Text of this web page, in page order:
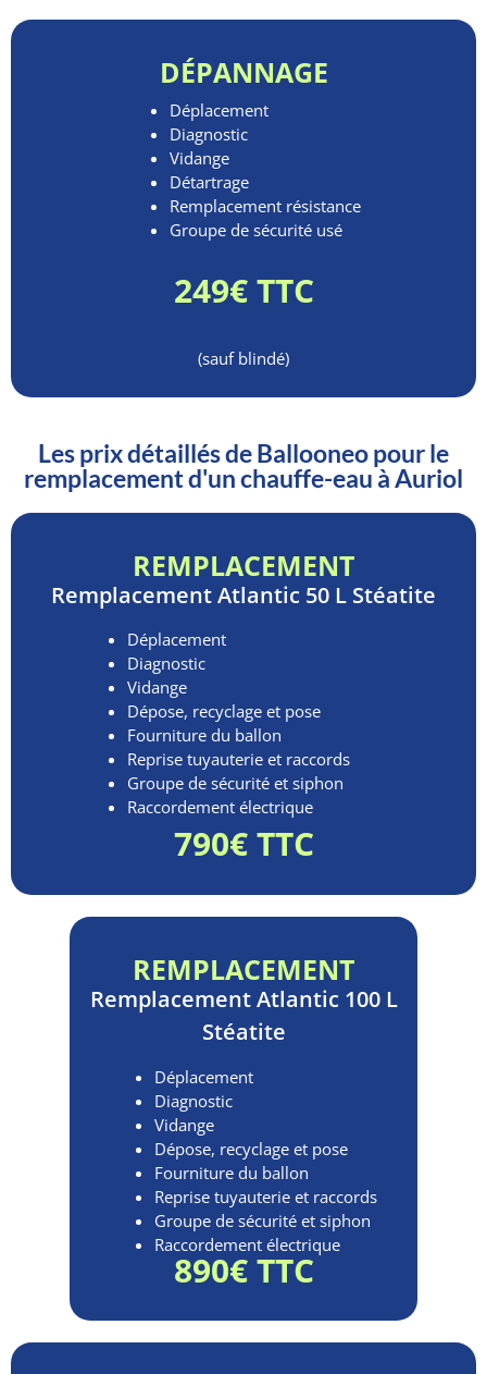
DÉPANNAGE
Déplacement
Diagnostic
Vidange
Détartrage
Remplacement résistance
Groupe de sécurité usé
249€ TTC
(sauf blindé)
Les prix détaillés de Ballooneo pour le
remplacement d'un chauffe-eau à Auriol
REMPLACEMENT
RemplacementAtlantic 50 L Stéatite
Déplacement
Diagnostic
Vidange
Dépose, recyclage et pose
Fourniture du ballon
Reprise tuyauterie et raccords
Groupe de sécurité et siphon
Raccordement électrique
790€ TTC
REMPLACEMENT
RemplacementAtlantic 100 L
Stéatite
Déplacement
Diagnostic
Vidange
Dépose, recyclage et pose
Fourniture du ballon
Reprise tuyauterie et raccords
Groupe de sécurité et siphon
Raccordement électrique
890€ TTC